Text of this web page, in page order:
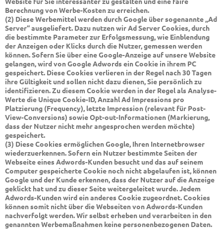
Berechnung von Werbe-Kosten zu erreichen.
(2) Diese Werbemittel werden durch Google über sogenannte „Ad
Server“ ausgeliefert. Dazu nutzen wir Ad Server Cookies, durch
die bestimmte Parameter zur Erfolgsmessung, wie Einblendung
der Anzeigen oder Klicks durch die Nutzer, gemessen werden
können. Sofern Sie über eine Google-Anzeige auf unsere Website
gelangen, wird von Google Adwords ein Cookie in ihrem PC
gespeichert. Diese Cookies verlieren in der Regel nach 30 Tagen
ihre Gültigkeit und sollen nicht dazu dienen, Sie persönlich zu
identifizieren. Zu diesem Cookie werden in der Regel als Analyse-
Werte die Unique Cookie-ID, Anzahl Ad Impressions pro
Platzierung (Frequency), letzte Impression (relevant für Post-
View-Conversions) sowie Opt-out-Informationen (Markierung,
dass der Nutzer nicht mehr angesprochen werden möchte)
gespeichert.
(3) Diese Cookies ermöglichen Google, Ihren Internetbrowser
wiederzuerkennen. Sofern ein Nutzer bestimmte Seiten der
Webseite eines Adwords-Kunden besucht und das auf seinem
Computer gespeicherte Cookie noch nicht abgelaufen ist, können
Google und der Kunde erkennen, dass der Nutzer auf die Anzeige
geklickt hat und zu dieser Seite weitergeleitet wurde. Jedem
Adwords-Kunden wird ein anderes Cookie zugeordnet. Cookies
können somit nicht über die Webseiten von Adwords-Kunden
nachverfolgt werden. Wir selbst erheben und verarbeiten in den
genannten Werbemaßnahmen keine personenbezogenen Daten.